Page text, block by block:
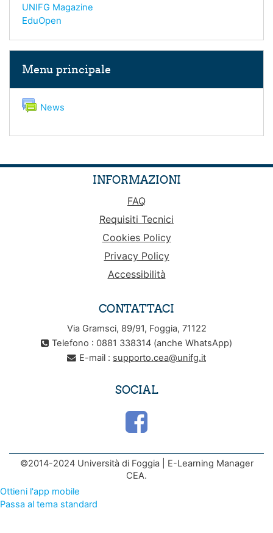
UNIFG Magazine
EduOpen
Menu principale
News
INFORMAZIONI
FAQ
Requisiti Tecnici
Cookies Policy
Privacy Policy
Accessibilità
CONTATTACI
Via Gramsci, 89/91, Foggia, 71122
Telefono : 0881 338314 (anche WhatsApp)
E-mail : supporto.cea@unifg.it
SOCIAL
©2014-2024 Università di Foggia | E-Learning Manager
CEA.
Ottieni l'app mobile
Passa al tema standard